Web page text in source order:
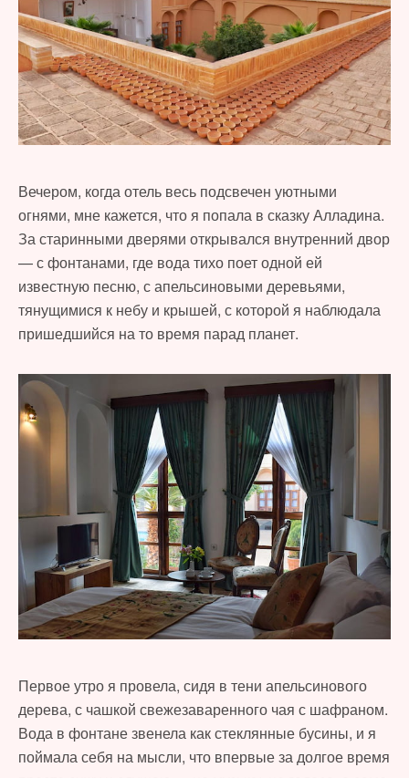
Вечером, когда отель весь подсвечен уютными
огнями, мне кажется, что я попала в сказку Алладина.
За старинными дверями открывался внутренний двор
— с фонтанами, где вода тихо поет одной ей
известную песню, с апельсиновыми деревьями,
тянущимися к небу и крышей, с которой я наблюдала
пришедшийся на то время парад планет.
Первое утро я провела, сидя в тени апельсинового
дерева, с чашкой свежезаваренного чая с шафраном.
Вода в фонтане звенела как стеклянные бусины, и я
поймала себя на мысли, что впервые за долгое время